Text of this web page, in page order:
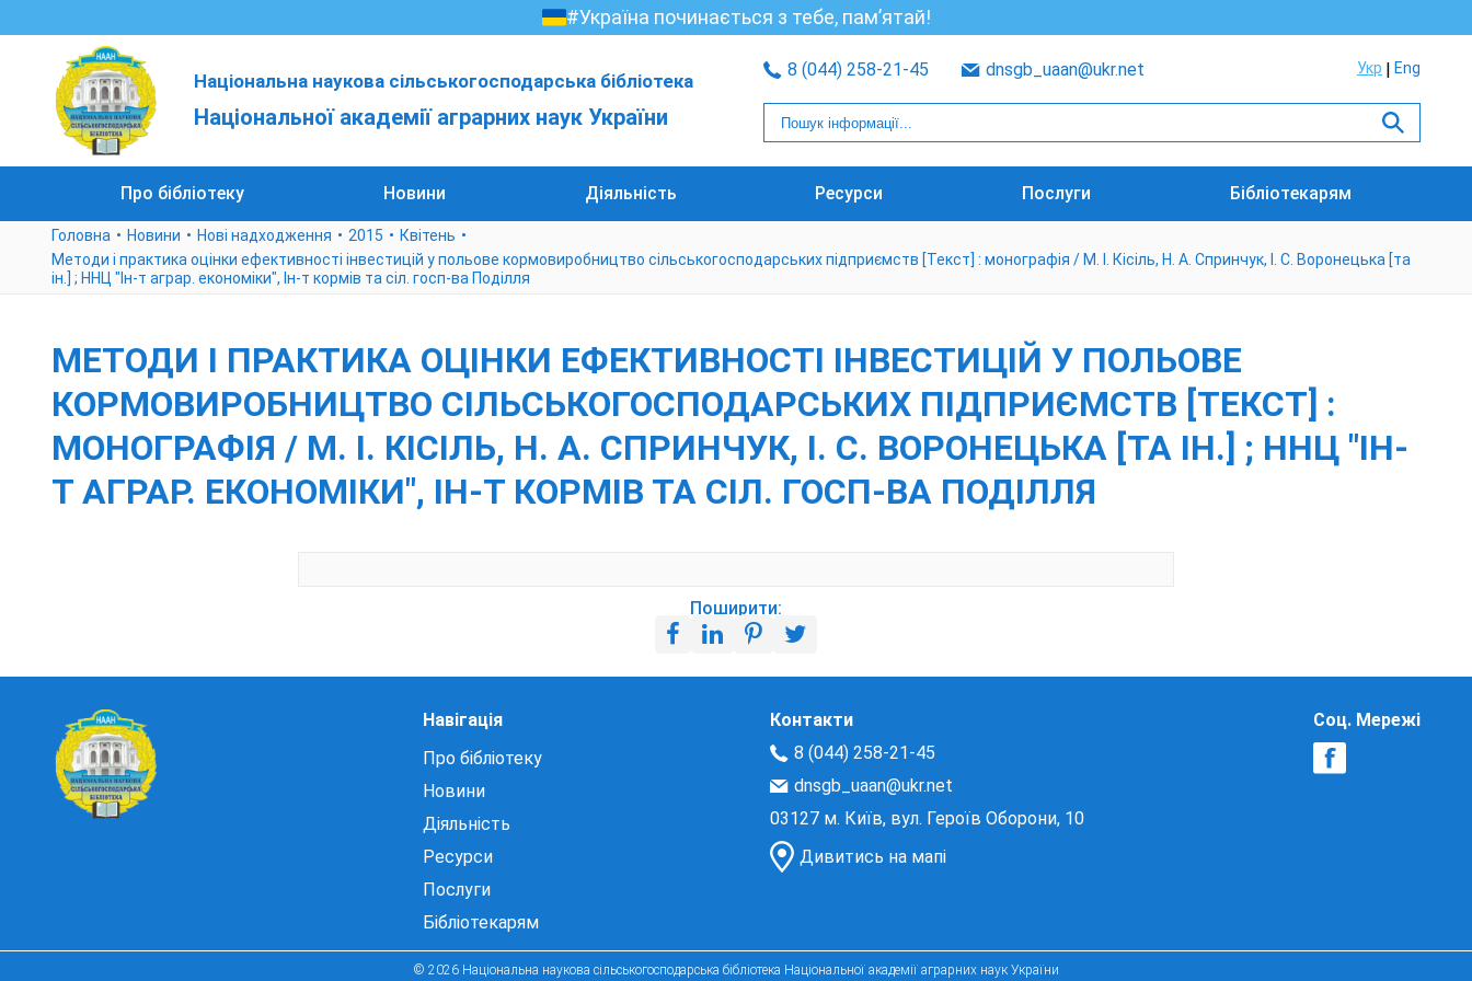
#Україна починається з тебе, пам’ятай!
Національна наукова сільськогосподарська бібліотека
Національної академії аграрних наук України
8 (044) 258-21-45 dnsgb_uaan@ukr.net Укр Eng
Про бібліотеку Новини Діяльність Ресурси Послуги Бібліотекарям
Головна Новини Нові надходження 2015
Квітень
Методи і практика оцінки ефективності інвестицій у польове кормовиробництво сільськогосподарських підприємств [Текст] : монографія / М. І. Кісіль, Н. А. Спринчук, І. С. Воронецька [та
ін.] ; ННЦ "Ін-т аграр. економіки", Ін-т кормів та сіл. госп-ва Поділля
МЕТОДИ І ПРАКТИКА ОЦІНКИ ЕФЕКТИВНОСТІ ІНВЕСТИЦІЙ У ПОЛЬОВЕ
КОРМОВИРОБНИЦТВО СІЛЬСЬКОГОСПОДАРСЬКИХ ПІДПРИЄМСТВ [ТЕКСТ] :
МОНОГРАФІЯ / М. І. КІСІЛЬ, Н. А. СПРИНЧУК, І. С. ВОРОНЕЦЬКА [ТА ІН.] ; ННЦ "ІН-
Т АГРАР. ЕКОНОМІКИ", ІН-Т КОРМІВ ТА СІЛ. ГОСП-ВА ПОДІЛЛЯ
Поширити:
Навігація
Про бібліотеку
Новини
Діяльність
Ресурси
Послуги
Бібліотекарям
Контакти
8 (044) 258-21-45
dnsgb_uaan@ukr.net
03127 м. Київ, вул. Героїв Оборони, 10
Дивитись на мапі
Соц. Мережі
© 2026 Національна наукова сільськогосподарська бібліотека Національної академії аграрних наук України